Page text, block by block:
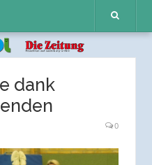
dank
0